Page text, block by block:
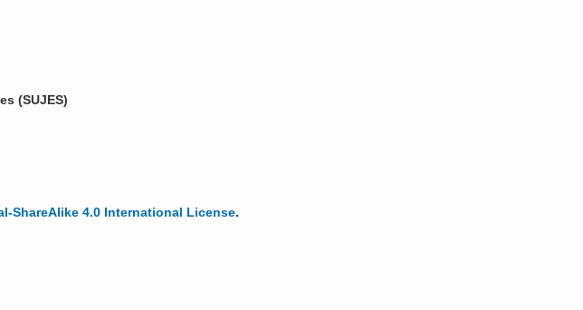
(SUJES)
ShareAlike 4.0 International License.